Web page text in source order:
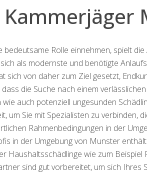
Kammerjäger
Rolle einnehmen, spielt
als modernste und benötigte
von daher zum Ziel gesetzt,
die Suche nach einem
auch potenziell ungesunden
um Sie mit Spezialisten zu
Rahmenbedingungen in der
in der Umgebung von Munster
Haushaltsschädlinge wie zum
sind gut vorbereitet, um sich Ihres